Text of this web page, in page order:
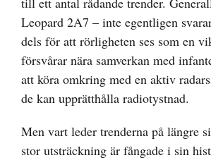
Leopard 2A7 – inte egentligen
dels för att rörligheten ses som en
försvårar nära samverkan med
att köra omkring med en aktiv
de kan upprätthålla radiotystnad.
Men vart leder trenderna på längre
stor utsträckning är fångade i sin